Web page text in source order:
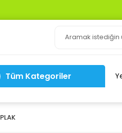
Tüm Kategoriler
PLAK